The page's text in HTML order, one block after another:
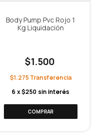
Body Pump Pvc Rojo 1
Kg Liquidación
$1.500
$1.275
6 x$250 sin interés